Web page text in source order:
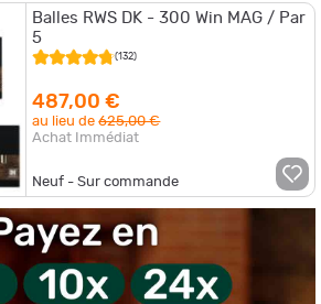
Balles RWS DK - 300 Win MAG / Par
5
(132)
487,00 €
au lieu de625,00 €
Achat Immédiat
Neuf - Sur commande